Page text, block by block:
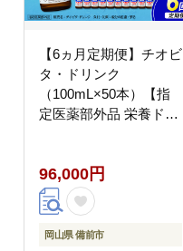
【6ヵ月定期便】チオビ
タ・ドリンク
（100mL×50本）【指
定医薬部外品 栄養ドリ
ウリン1000mg配合 50
本セット 計150本 常温
便 飲料 定期配送 常備
品 飲料 ドリンク 誕生
96,000円
岡山県 備前市